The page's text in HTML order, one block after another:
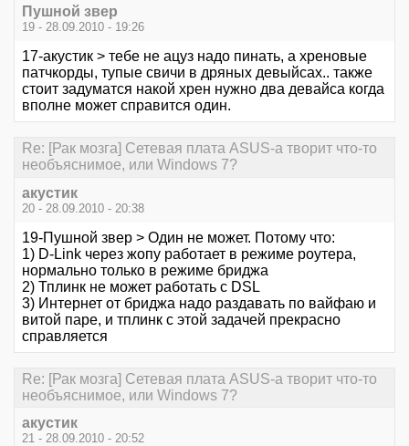
Пушной звер
19 - 28.09.2010 - 19:26
17-акустик > тебе не ацуз надо пинать, а хреновые
патчкорды, тупые свичи в дряных девыйсах.. также
стоит задуматся накой хрен нужно два девайса когда
вполне может справится один.
Re: [Рак мозга] Сетевая плата ASUS-а творит что-то
необъяснимое, или Windows 7?
акустик
20 - 28.09.2010 - 20:38
19-Пушной звер > Один не может. Потому что:
1) D-Link через жопу работает в режиме роутера,
нормально только в режиме бриджа
2) Тплинк не может работать с DSL
3) Интернет от бриджа надо раздавать по вайфаю и
витой паре, и тплинк с этой задачей прекрасно
справляется
Re: [Рак мозга] Сетевая плата ASUS-а творит что-то
необъяснимое, или Windows 7?
акустик
21 - 28.09.2010 - 20:52